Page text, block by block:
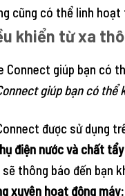
cũng có thể linh
khiển từ xa
giúp bạn có
được sử dụng
điện nước và chất
thông báo đến bạn
xuyên hoạt động máy: